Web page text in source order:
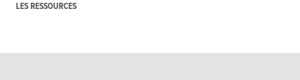
LES RESSOURCES